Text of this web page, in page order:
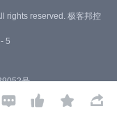
   
rights reserved. 极客邦控
5
号